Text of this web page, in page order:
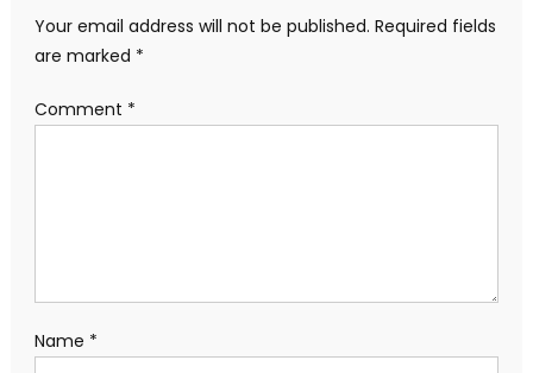
Your email address will not be published. Required fields
are marked *
Comment *
Name *